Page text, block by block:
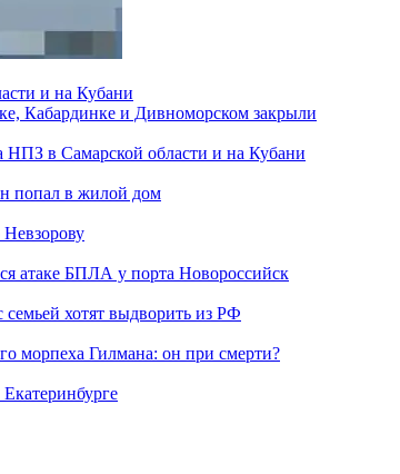
и на Кубани
Кабардинке и Дивноморском закрыли
НПЗ в Самарской области и на Кубани
попал в жилой дом
атаке БПЛА у порта Новороссийск
семьей хотят выдворить из РФ
морпеха Гилмана: он при смерти?